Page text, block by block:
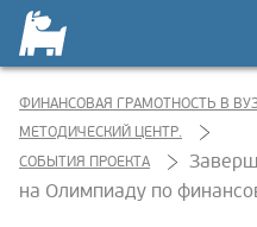
ФИНАНСОВАЯ ГРАМОТНОСТЬ В
МЕТОДИЧЕСКИЙ ЦЕНТР.
СОБЫТИЯ ПРОЕКТА
на Олимпиаду по